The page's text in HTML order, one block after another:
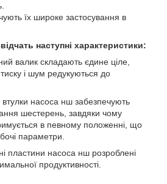
їх широке застосування в
наступні характеристики:
валик складають єдине ціле,
і шум редукуються до
втулки насоса нш забезпечують
шестерень, завдяки чому
в певному положенні, що
параметри.
пластини насоса нш розроблені
продуктивності.